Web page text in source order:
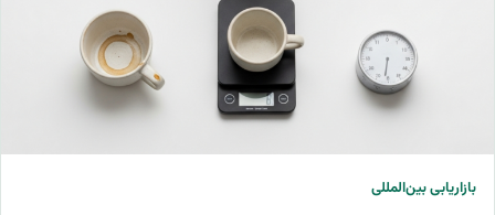
بازاریابی بین‌المللی